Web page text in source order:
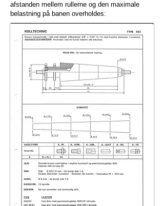
afstanden mellem rullerne og den maximale
belastning på banen overholdes: